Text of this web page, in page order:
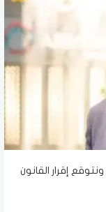
إقرار القانون